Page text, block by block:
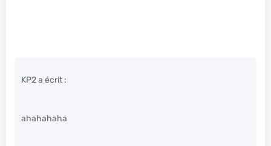
KP2 a écrit :
ahahahaha